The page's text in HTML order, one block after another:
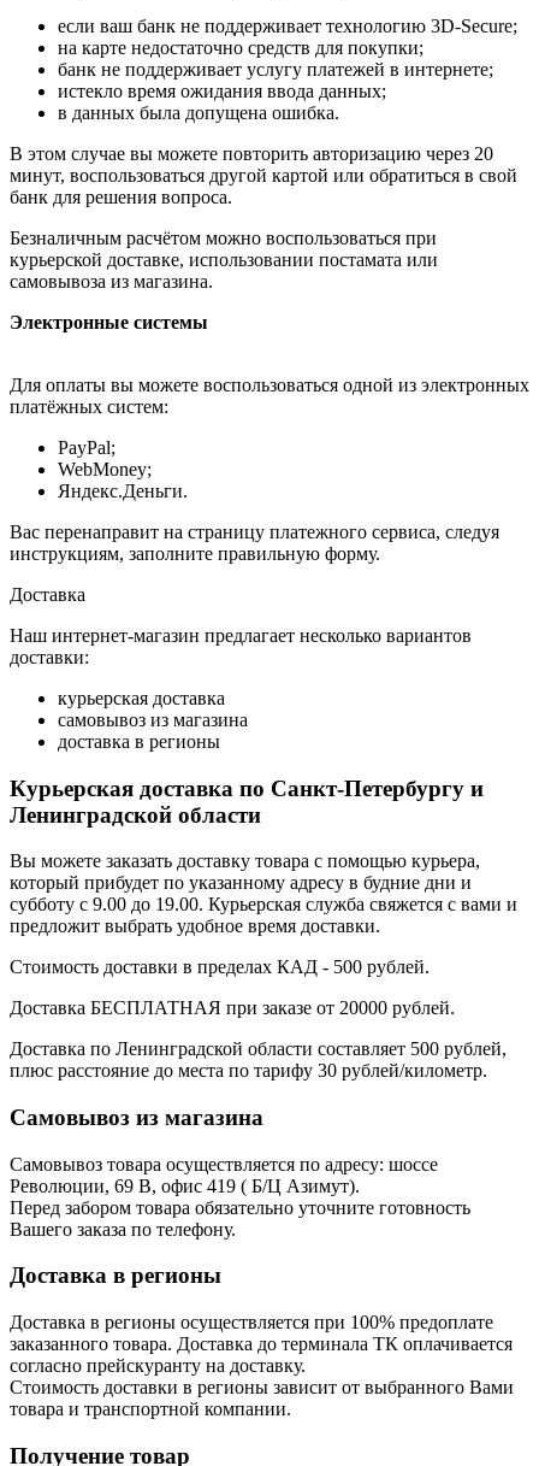
если ваш банк не поддерживает технологию 3D-Secure;
на карте недостаточно средств для покупки;
банк не поддерживает услугу платежей в интернете;
истекло время ожидания ввода данных;
в данных была допущена ошибка.
В этом случае вы можете повторить авторизацию через 20
минут, воспользоваться другой картой или обратиться в свой
банк для решения вопроса.
Безналичным расчётом можно воспользоваться при
курьерской доставке, использовании постамата или
самовывоза из магазина.
Электронные системы
Для оплаты вы можете воспользоваться одной из электронных
платёжных систем:
PayPal;
WebMoney;
Яндекс.Деньги.
Вас перенаправит на страницу платежного сервиса, следуя
инструкциям, заполните правильную форму.
Доставка
Наш интернет-магазин предлагает несколько вариантов
доставки:
курьерская доставка
самовывоз из магазина
доставка в регионы
Курьерская доставка по Санкт-Петербургу и
Ленинградской области
Вы можете заказать доставку товара с помощью курьера,
который прибудет по указанному адресу в будние дни и
субботу с 9.00 до 19.00. Курьерская служба свяжется с вами и
предложит выбрать удобное время доставки.
Стоимость доставки в пределах КАД - 500 рублей.
Доставка БЕСПЛАТНАЯ при заказе от 20000 рублей.
Доставка по Ленинградской области составляет 500 рублей,
плюс расстояние до места по тарифу 30 рублей/километр.
Самовывоз из магазина
Самовывоз товара осуществляется по адресу: шоссе
Революции, 69 В, офис 419 ( Б/Ц Азимут).
Перед забором товара обязательно уточните готовность
Вашего заказа по телефону.
Доставка в регионы
Доставка в регионы осуществляется при 100% предоплате
заказанного товара. Доставка до терминала ТК оплачивается
согласно прейскуранту на доставку.
Стоимость доставки в регионы зависит от выбранного Вами
товара и транспортной компании.
Получение товар